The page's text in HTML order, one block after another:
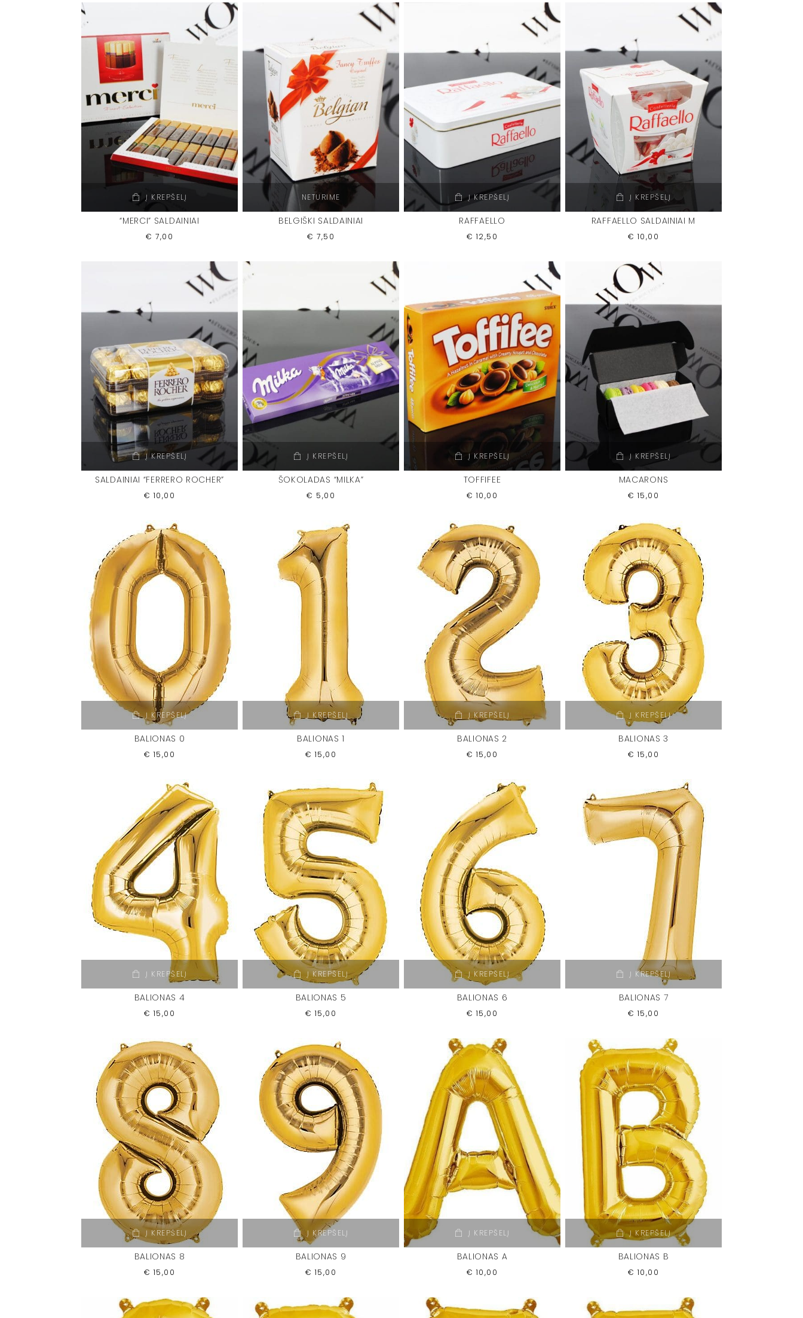
Į KREPŠELĮ
“MERCI” SALDAINIAI
€ 7,00
NETURIME
BELGIŠKI SALDAINIAI
€ 7,50
Į KREPŠELĮ
RAFFAELLO
€ 12,50
Į KREPŠELĮ
RAFFAELLO SALDAINIAI M
€ 10,00
Į KREPŠELĮ
SALDAINIAI “FERRERO ROCHER”
€ 10,00
Į KREPŠELĮ
ŠOKOLADAS “MILKA”
€ 5,00
Į KREPŠELĮ
TOFFIFEE
€ 10,00
Į KREPŠELĮ
MACARONS
€ 15,00
Į KREPŠELĮ
BALIONAS 0
€ 15,00
Į KREPŠELĮ
BALIONAS 1
€ 15,00
Į KREPŠELĮ
BALIONAS 2
€ 15,00
Į KREPŠELĮ
BALIONAS 3
€ 15,00
Į KREPŠELĮ
BALIONAS 4
€ 15,00
Į KREPŠELĮ
BALIONAS 5
€ 15,00
Į KREPŠELĮ
BALIONAS 6
€ 15,00
Į KREPŠELĮ
BALIONAS 7
€ 15,00
Į KREPŠELĮ
BALIONAS 8
€ 15,00
Į KREPŠELĮ
BALIONAS 9
€ 15,00
Į KREPŠELĮ
BALIONAS A
€ 10,00
Į KREPŠELĮ
BALIONAS B
€ 10,00